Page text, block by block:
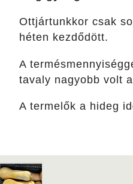
Ottjártunkkor csak
héten kezdődött.
A
tavaly nagyobb volt
A termelők a hideg